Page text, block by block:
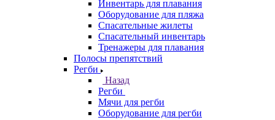
Инвентарь для плавания
Оборудование для пляжа
Спасательные жилеты
Спасательный инвентарь
Тренажеры для плавания
Полосы препятствий
Регби
Назад
Регби
Мячи для регби
Оборудование для регби